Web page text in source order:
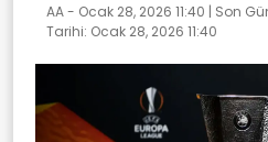
AA - Ocak 28, 2026 11:40 | Son
Tarihi: Ocak 28, 2026 11:40